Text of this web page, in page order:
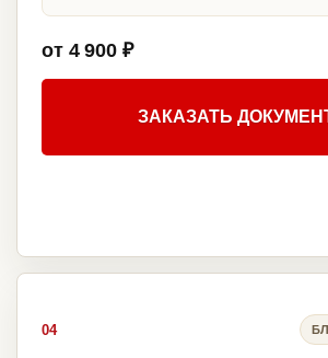
от 4 900 ₽
ЗАКАЗАТЬ
04